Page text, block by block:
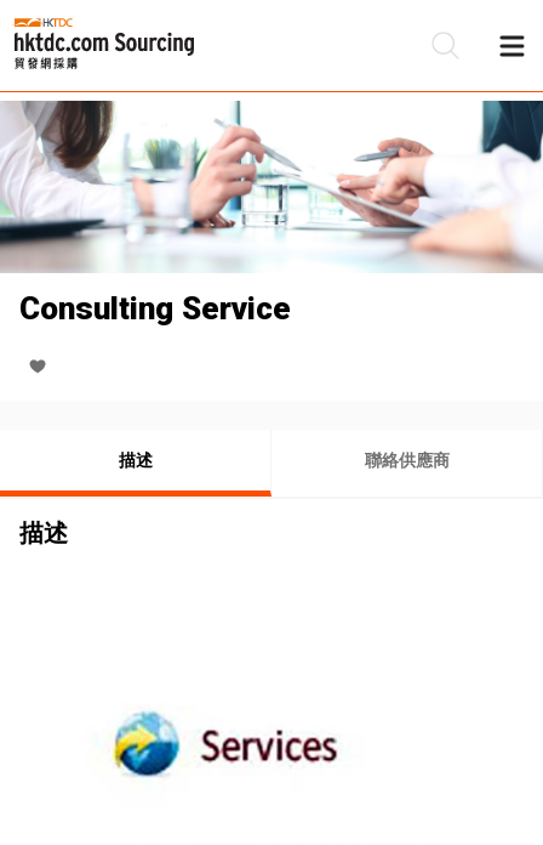
Consulting Service
描述 聯絡供應商
描述